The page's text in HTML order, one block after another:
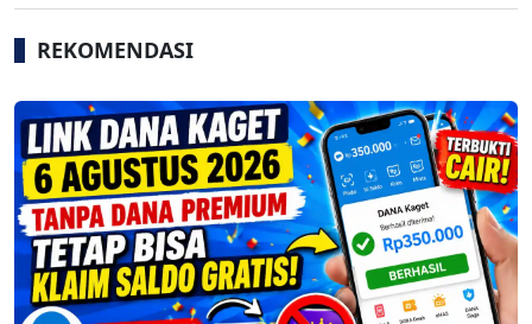
REKOMENDASI